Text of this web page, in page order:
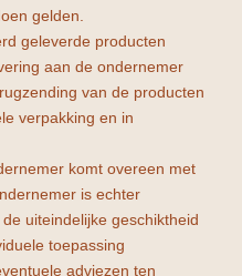
gelden.
geleverde producten
aan de ondernemer
van de producten
verpakking en in
komt overeen met
is echter
uiteindelijke geschiktheid
toepassing
adviezen ten